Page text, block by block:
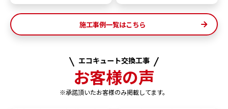
施工事例一覧はこちら
エコキュート交換工事
お客様の声
※承諾頂いたお客様のみ掲載してます。